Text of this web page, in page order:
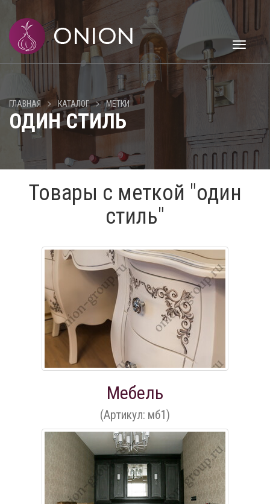
Toggle
ГЛАВНАЯ > КАТАЛОГ > МЕТКИ
ОДИН СТИЛЬ
Товары с меткой "один
стиль"
Мебель
(Артикул: мб1)